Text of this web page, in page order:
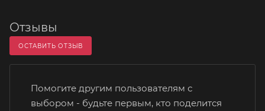
Отзывы
ОСТАВИТЬ ОТЗЫВ
Помогите другим пользователям с
выбором - будьте первым, кто поделится